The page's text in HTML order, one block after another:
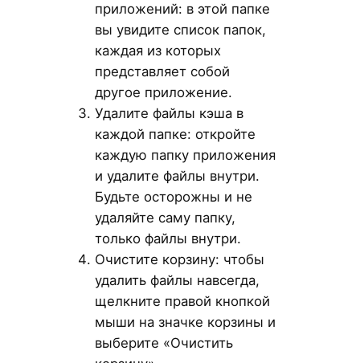
приложений: в этой папке
вы увидите список папок,
каждая из которых
представляет собой
другое приложение.
Удалите файлы кэша в
каждой папке: откройте
каждую папку приложения
и удалите файлы внутри.
Будьте осторожны и не
удаляйте саму папку,
только файлы внутри.
Очистите корзину: чтобы
удалить файлы навсегда,
щелкните правой кнопкой
мыши на значке корзины и
выберите «Очистить